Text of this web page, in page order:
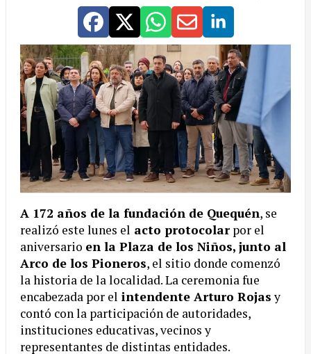
A 172 años de la fundación de Quequén, se
realizó este lunes el acto protocolarpor el
aniversario en la Plaza de los Niños, junto al
Arco de los Pioneros, el sitio donde comenzó
la historia de la localidad. La ceremonia fue
encabezada por el intendente Arturo Rojasy
contó con la participación de autoridades,
instituciones educativas, vecinos y
representantes de distintas entidades.